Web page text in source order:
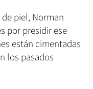
piel, Norman
por presidir ese
están cimentadas
los pasados